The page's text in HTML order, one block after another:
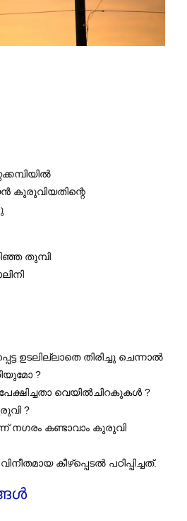
കുരുവിയതിന്റെ
തുമ്പി
ഉടലില്ലാതെ തിരിച്ചു ചെന്നാൽ
?
വെയിൽചിറകുകൾ ?
?
നഗരം കണ്ടാവാം കുരുവി
കീഴ്പ്പെടൽ പഠിപ്പിച്ചത്.